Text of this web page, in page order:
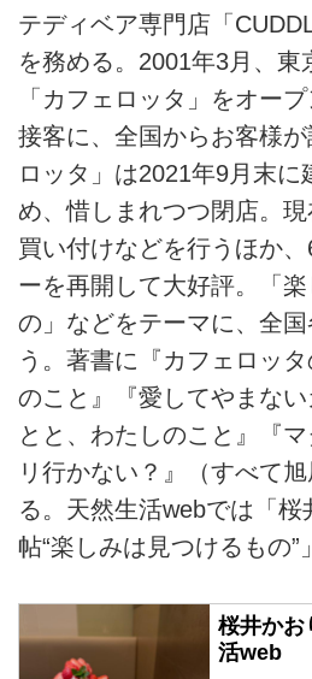
テディベア専門店「
を務める。2001年3月、東
「カフェロッタ」をオー
接客に、全国からお客様
ロッタ」は2021年9月末に
め、惜しまれつつ閉店。現
買い付けなどを行うほか
ーを再開して大好評。「
の」などをテーマに、全
う。著書に『カフェロッ
のこと』『愛してやまな
とと、わたしのこと』『
リ行かない？』（すべて
る。天然生活webでは「桜
帖“楽しみは見つけるもの”
桜井かお
活web